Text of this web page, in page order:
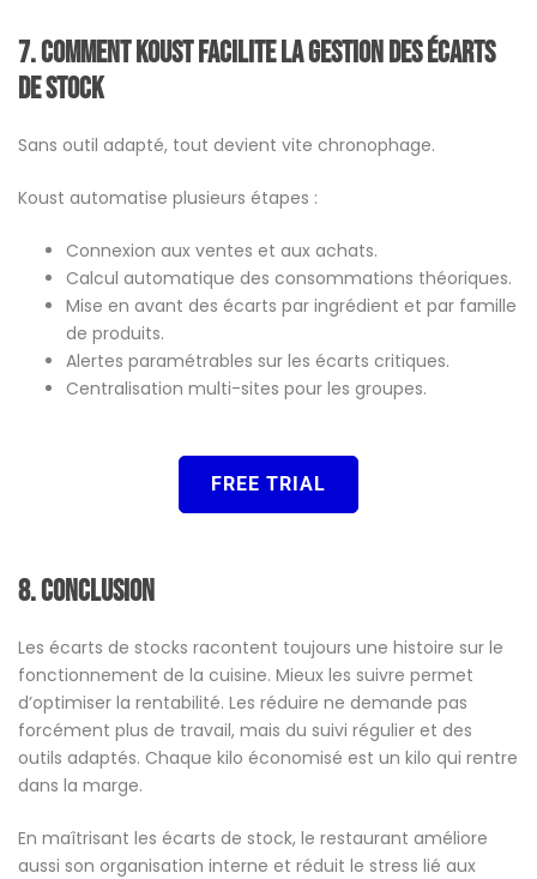
7.CommentKoustfacilite la gestion des écarts
de stock
Sans outil adapté, tout devient vite chronophage.
Koust automatise plusieurs étapes :
Connexion aux ventes et aux achats.
Calcul automatique des consommations théoriques.
Mise en avant des écarts par ingrédient et par famille
de produits.
Alertes paramétrables sur les écarts critiques.
Centralisation multi-sites pour les groupes.
FREE TRIAL
8.Conclusion
Les écarts de stocks racontent toujours une histoire sur le
fonctionnement de la cuisine. Mieux les suivre permet
d’optimiser la rentabilité. Les réduire ne demande pas
forcément plus de travail, mais du suivi régulier et des
outils adaptés. Chaque kilo économisé est un kilo qui rentre
dans la marge.
En maîtrisant les écarts de stock, le restaurant améliore
aussi son organisation interne et réduit le stress lié aux